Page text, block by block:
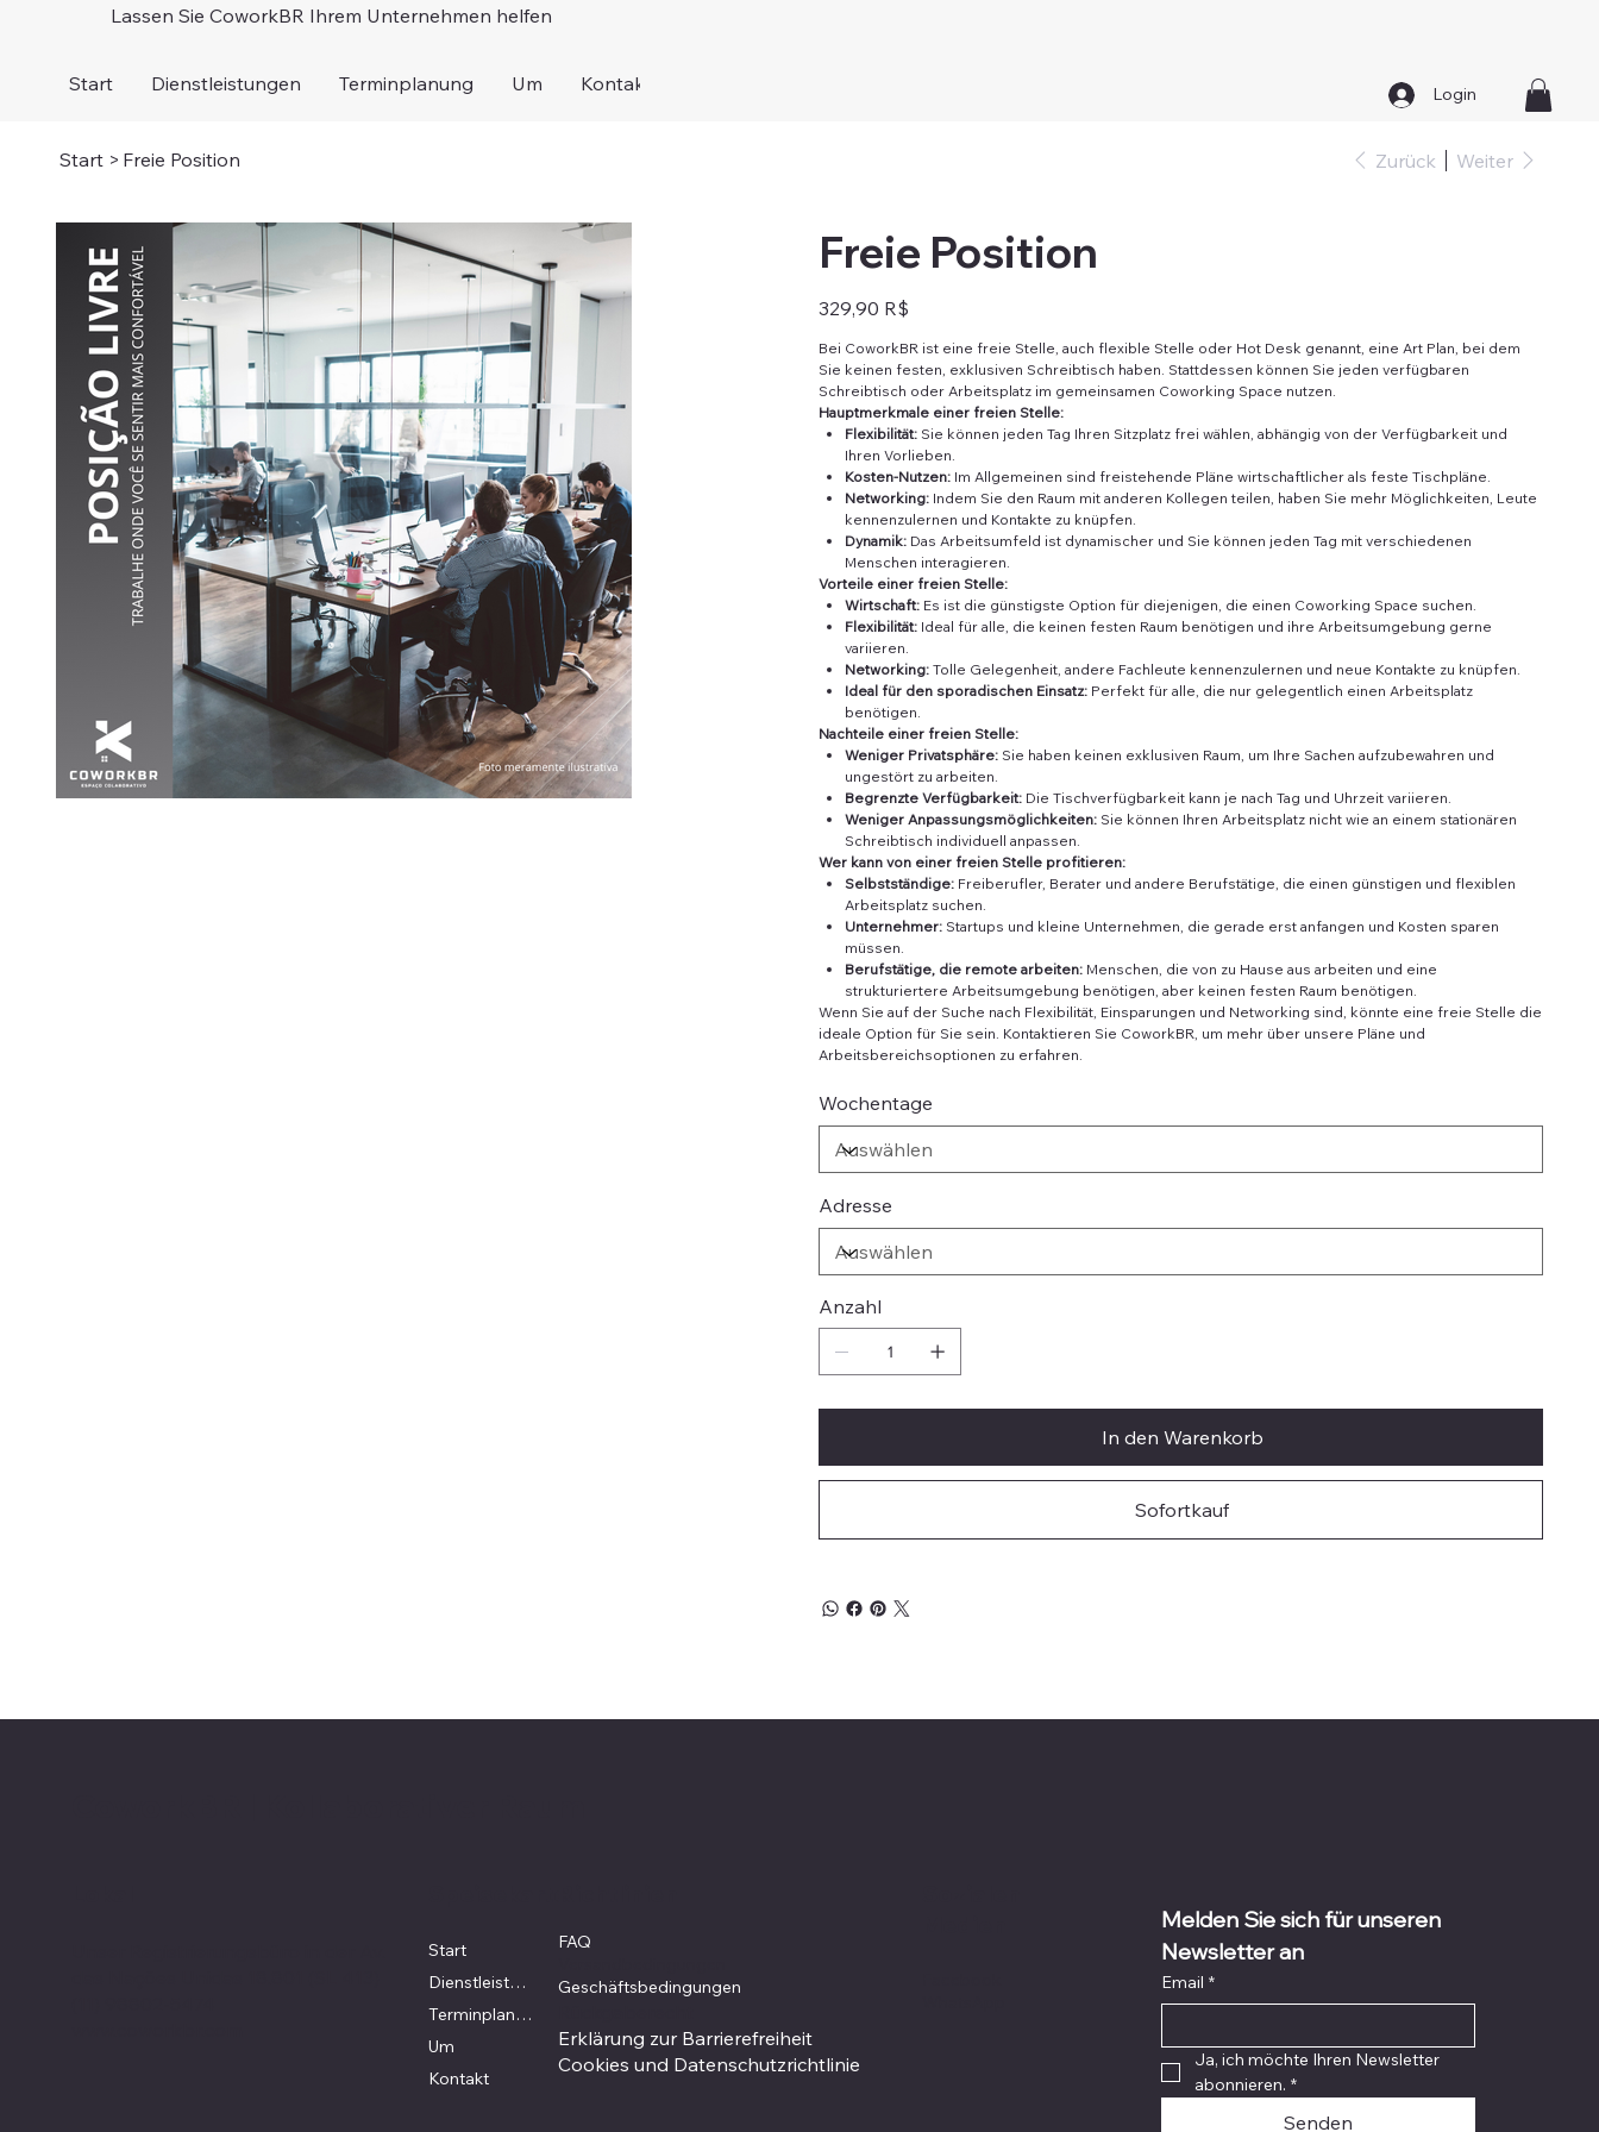
Lassen Sie CoworkBR Ihrem Unternehmen helfen
Start Dienstleistungen Terminplanung Um Kontakt Login
Start > Freie Position Zurück Weiter
Freie Position
Preis
329,90 R$
Bei CoworkBR ist eine freie Stelle, auch flexible Stelle oder Hot Desk genannt, eine Art Plan, bei dem
Sie keinen festen, exklusiven Schreibtisch haben. Stattdessen können Sie jeden verfügbaren
Schreibtisch oder Arbeitsplatz im gemeinsamen Coworking Space nutzen.
Hauptmerkmale einer freien Stelle:
Flexibilität:Sie können jeden Tag Ihren Sitzplatz frei wählen, abhängig von der Verfügbarkeit und
Ihren Vorlieben.
Kosten-Nutzen:Im Allgemeinen sind freistehende Pläne wirtschaftlicher als feste Tischpläne.
Networking:Indem Sie den Raum mit anderen Kollegen teilen, haben Sie mehr Möglichkeiten, Leute
kennenzulernen und Kontakte zu knüpfen.
Dynamik:Das Arbeitsumfeld ist dynamischer und Sie können jeden Tag mit verschiedenen
Menschen interagieren.
Vorteile einer freien Stelle:
Wirtschaft:Es ist die günstigste Option für diejenigen, die einen Coworking Space suchen.
Flexibilität:Ideal für alle, die keinen festen Raum benötigen und ihre Arbeitsumgebung gerne
variieren.
Networking:Tolle Gelegenheit, andere Fachleute kennenzulernen und neue Kontakte zu knüpfen.
Ideal für den sporadischen Einsatz:Perfekt für alle, die nur gelegentlich einen Arbeitsplatz
benötigen.
Nachteile einer freien Stelle:
Weniger Privatsphäre:Sie haben keinen exklusiven Raum, um Ihre Sachen aufzubewahren und
ungestört zu arbeiten.
Begrenzte Verfügbarkeit:Die Tischverfügbarkeit kann je nach Tag und Uhrzeit variieren.
Weniger Anpassungsmöglichkeiten:Sie können Ihren Arbeitsplatz nicht wie an einem stationären
Schreibtisch individuell anpassen.
Wer kann von einer freien Stelle profitieren:
Selbstständige:Freiberufler, Berater und andere Berufstätige, die einen günstigen und flexiblen
Arbeitsplatz suchen.
Unternehmer:Startups und kleine Unternehmen, die gerade erst anfangen und Kosten sparen
müssen.
Berufstätige, die remote arbeiten:Menschen, die von zu Hause aus arbeiten und eine
strukturiertere Arbeitsumgebung benötigen, aber keinen festen Raum benötigen.
Wenn Sie auf der Suche nach Flexibilität, Einsparungen und Networking sind, könnte eine freie Stelle die
ideale Option für Sie sein. Kontaktieren Sie CoworkBR, um mehr über unsere Pläne und
Arbeitsbereichsoptionen zu erfahren.
Wochentage
Adresse
Anzahl
In den Warenkorb
Sofortkauf
Start
Dienstleistungen
Terminplanung
Um
Kontakt
FAQ
Geschäftsbedingungen
Erklärung zur Barrierefreiheit
Cookies und Datenschutzrichtlinie
Melden Sie sich für unseren
Newsletter an
Email *
Ja, ich möchte Ihren Newsletter
abonnieren. *
Senden